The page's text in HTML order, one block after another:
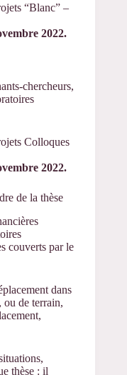
“Blanc” –
2022.
chercheurs,
Colloques
2022.
de la thèse
couverts par le
dans
ou de terrain,
thèse : il